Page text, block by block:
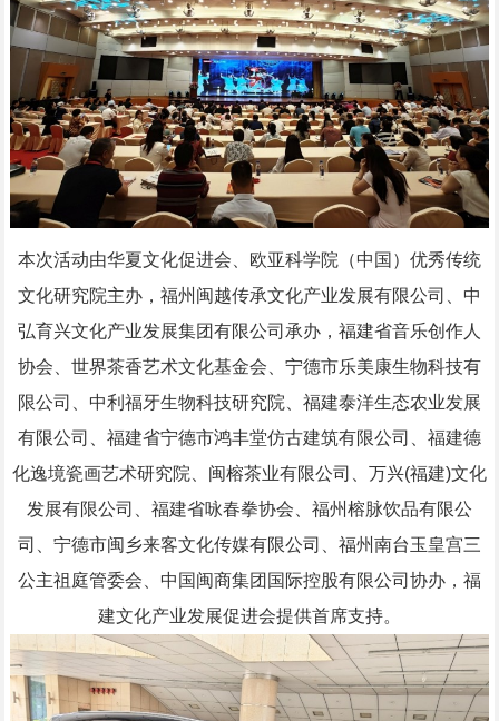
本次活动由华夏文化促进会、欧亚科学院（中国）优秀传统
文化研究院主办，福州闽越传承文化产业发展有限公司、中
弘育兴文化产业发展集团有限公司承办，福建省音乐创作人
协会、世界茶香艺术文化基金会、宁德市乐美康生物科技有
限公司、中利福牙生物科技研究院、福建泰洋生态农业发展
有限公司、福建省宁德市鸿丰堂仿古建筑有限公司、福建德
化逸境瓷画艺术研究院、闽榕茶业有限公司、万兴(福建)文化
发展有限公司、福建省咏春拳协会、福州榕脉饮品有限公
司、宁德市闽乡来客文化传媒有限公司、福州南台玉皇宫三
公主祖庭管委会、中国闽商集团国际控股有限公司协办，福
建文化产业发展促进会提供首席支持。